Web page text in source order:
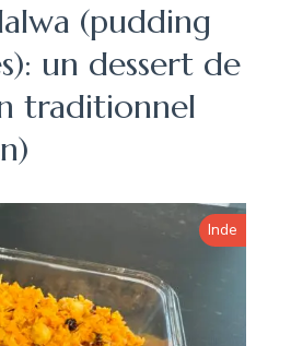
(pudding
un dessert de
traditionnel
Inde